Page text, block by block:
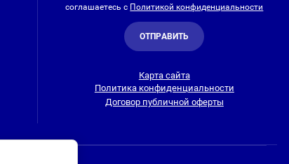
соглашаетесь с Политикой конфиденциальности
ОТПРАВИТЬ
Карта сайта
Политика конфиденциальности
Договор публичной оферты